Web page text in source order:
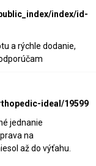
index/id-
a rýchle dodanie,
ideal/19599
jednanie
na
až do výťahu.